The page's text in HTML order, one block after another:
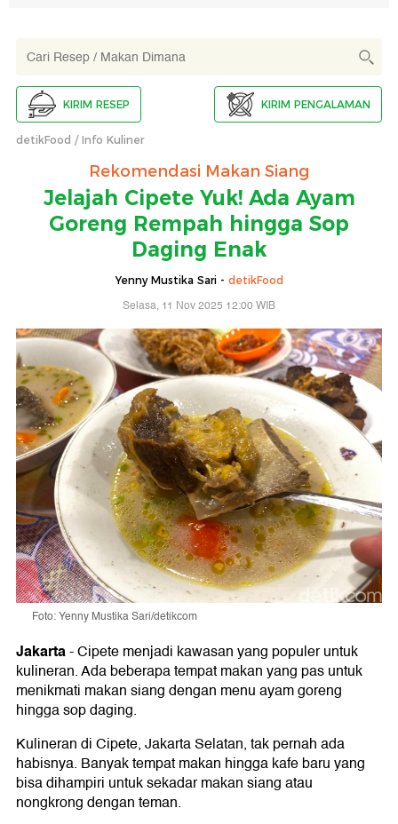
KIRIM RESEP KIRIM PENGALAMAN
detikFood Info Kuliner
Rekomendasi Makan Siang
Jelajah Cipete Yuk! Ada Ayam
Goreng Rempah hingga Sop
Daging Enak
Yenny Mustika Sari - detikFood
Selasa, 11 Nov 2025 12:00 WIB
Foto: Yenny Mustika Sari/detikcom
Jakarta-Cipete menjadi kawasan yang populer untuk
kulineran. Ada beberapa tempat makan yang pas untuk
menikmati makan siang dengan menu ayam goreng
hingga sop daging.
Kulineran di Cipete, Jakarta Selatan, tak pernah ada
habisnya. Banyak tempat makan hingga kafe baru yang
bisa dihampiri untuk sekadar makan siang atau
nongkrong dengan teman.